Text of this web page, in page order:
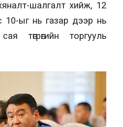
шалгалт хийж, 12
10-ыг нь газар дээр нь
төгрөгийн торгууль